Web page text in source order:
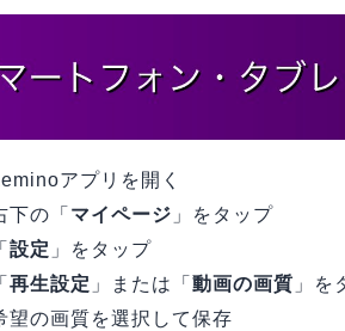
アプリを開く
下の「 マイページ 」をタップ
「 設定 」をタップ
「 再生設定 」または「 動画の画質 」を
望の画質を選択して保存